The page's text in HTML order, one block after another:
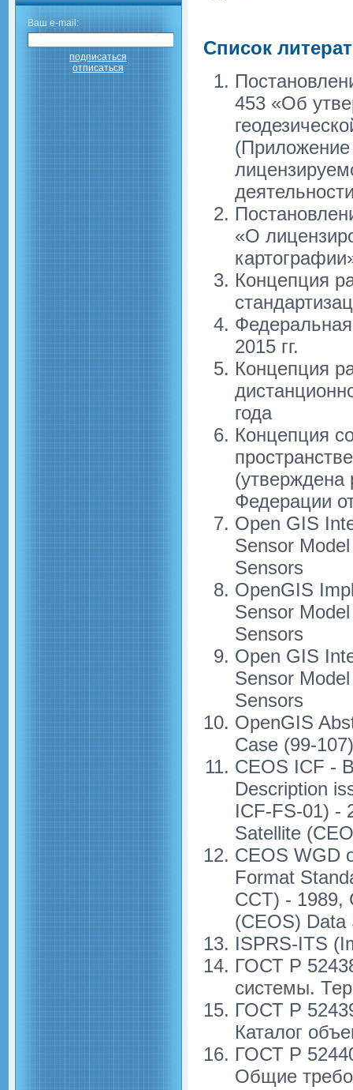
Ваш e-mail:
подписаться
отписаться
Список
453 «Об
(Приложение
«О
Концепция
2015 гг.
Концепция
года
Концепция
(утверждена
Федерации
Open GIS
Sensor
Sensors
OpenGIS
Sensor
Sensors
Open GIS
Sensor
Sensors
OpenGIS
Case (99-
CEOS ICF -
Description
ICF-FS-01) -
Satellite
CEOS WGD
Format
CCT) - 1989,
(CEOS) Data
ISPRS-ITS
ГОСТ Р
системы.
ГОСТ Р
Каталог
ГОСТ Р
Общие